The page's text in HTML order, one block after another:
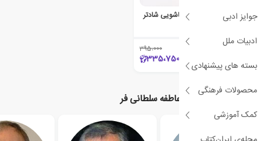
جوایز ادبی
ادبیات ملل
بسته های پیشنهادی
محصولات فرهنگی
کمک آموزشی
هشت درس برای زندگی زناشویی شادتر
395،000
335،750
نویسندگان مرتبط با عاطفه سلطانی فر